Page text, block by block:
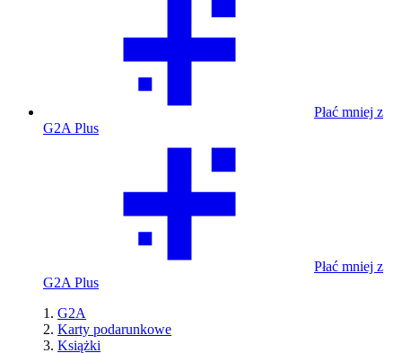
Płać mniej z
G2A Plus
Płać mniej z
G2A Plus
G2A
Karty podarunkowe
Książki